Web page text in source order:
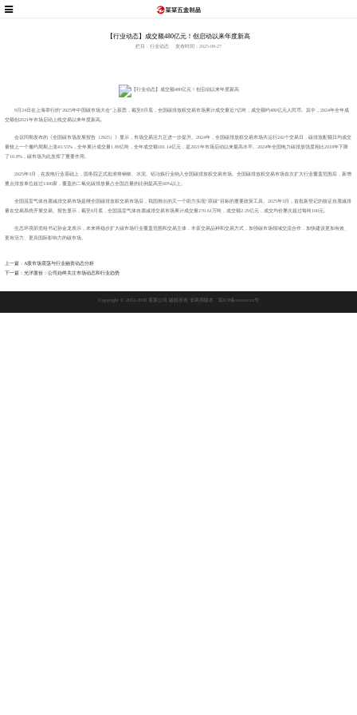
【行业动态】成交额480亿元！创启动以来年度新高
栏目：行业动态 发布时间：2025-09-27
9月24日在上海举行的“2025年中国碳市场大会”上获悉，截至8月底，全国碳排放权交易市场累计成交量近7亿吨，成交额约480亿元人民币。其中，2024年全年成
交额创2021年市场启动上线交易以来年度新高。
会议同期发布的《全国碳市场发展报告（2025）》显示，市场交易活力正进一步提升。2024年，全国碳排放权交易市场共运行242个交易日，碳排放配额日均成交
量较上一个履约周期上涨43.55%，全年累计成交量1.89亿吨，全年成交额181.14亿元，是2021年市场启动以来最高水平。2024年全国电力碳排放强度相比2018年下降
了10.8%，碳市场为此发挥了重要作用。
2025年3月，在发电行业基础上，国务院正式批准将钢铁、水泥、铝冶炼行业纳入全国碳排放权交易市场。全国碳排放权交易市场首次扩大行业覆盖范围后，新增
重点排放单位超过1300家，覆盖的二氧化碳排放量占全国总量的比例提高至60%以上。
全国温室气体自愿减排交易市场是继全国碳排放权交易市场后，我国推出的又一个助力实现“双碳”目标的重要政策工具。2025年3月，首批新登记的核证自愿减排
量在交易系统开展交易。报告显示，截至8月底，全国温室气体自愿减排交易市场累计成交量270.61万吨，成交额2.29亿元，成交均价屡次超过每吨100元。
生态环境部党组书记孙金龙表示，未来将稳步扩大碳市场行业覆盖范围和交易主体，丰富交易品种和交易方式，加强碳市场领域交流合作，加快建设更加有效、
更有活力、更具国际影响力的碳市场。
上一篇：A股市场震荡与行业融资动态分析
下一篇：光洋股份：公司始终关注市场动态和行业趋势
Copyright © 2012-2018 某某公司 版权所有 非商用版本 琼ICP备xxxxxxxx号